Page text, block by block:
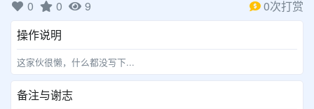
0 0 9
0次打赏
操作说明
这家伙很懒，什么都没写下...
备注与谢志